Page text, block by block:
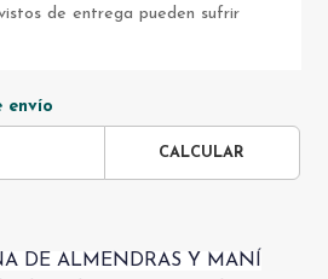
de entrega pueden sufrir
envío
CALCULAR
DE ALMENDRAS Y MANÍ